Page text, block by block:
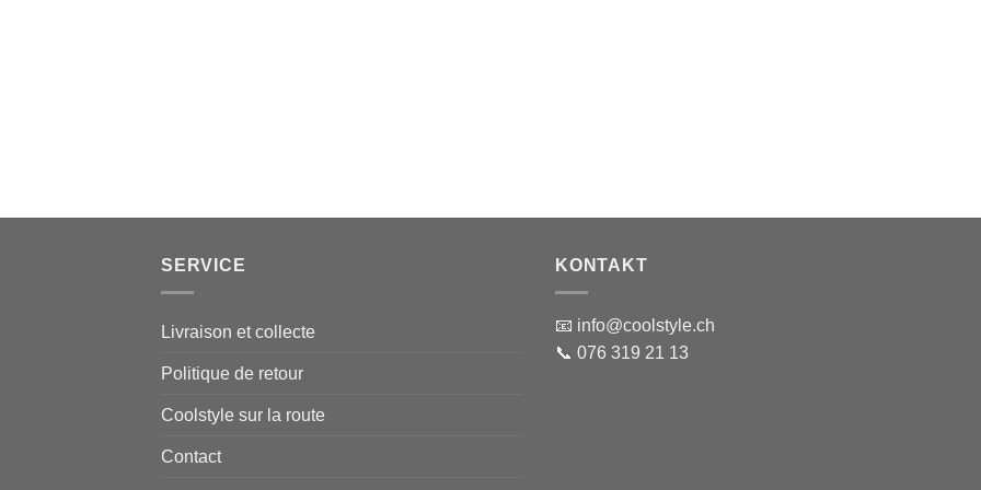
SERVICE
Livraison et collecte
Politique de retour
Coolstyle sur la route
Contact
KONTAKT
📧 info@coolstyle.ch
📞 076 319 21 13